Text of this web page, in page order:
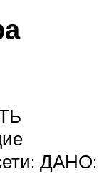
ДАНО: